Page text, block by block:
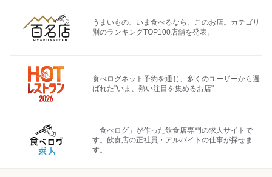
うまいもの、いま食べるなら、このお店。カテゴリ
別のランキングTOP100店舗を発表。
食べログネット予約を通じ、多くのユーザーから選
ばれた"いま、熱い注目を集めるお店"
「食べログ」が作った飲食店専門の求人サイトで
す。飲食店の正社員・アルバイトの仕事が探せま
す。